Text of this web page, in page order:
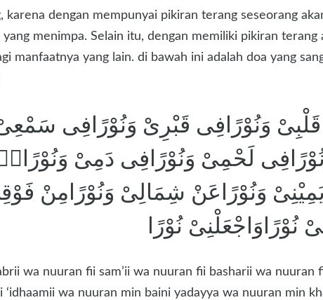
karena dengan mempunyai pikiran terang seseorang
menimpa. Selain itu, dengan memiliki pikiran
manfaatnya yang lain. di bawah ini adalah doa yang
وَنُوْرًافِى قَبْرِىْ وَنُوْرًافِى
لَحْمِىْ وَنُوْرًافِى دَمِىْ
وَنُوْرًاعَنْ شِمَالِىْ وَنُوْرًامِنْ
نُوْرًا
wa nuuran fii sam’ii wa nuuran fii basharii wa nuuran
wa nuuran min baini yadayya wa nuuran min